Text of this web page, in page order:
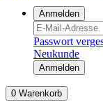
Anmelden
Passwort
Neukunde
Anmelden
0 Warenkorb